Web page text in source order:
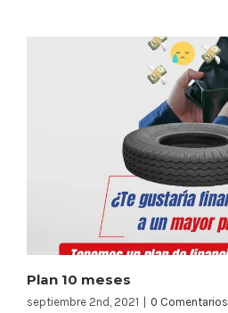
Plan 10 meses
septiembre 2nd, 2021 0 Comentarios